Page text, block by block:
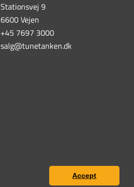
Accept
Stationsvej 9
6600 Vejen
+45 7697 3000
salg@tunetanken.dk